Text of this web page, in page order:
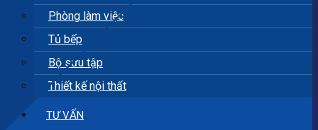
Phòng làm việc
Tủ bếp
Bộ sưu tập
Thiết kế nội thất
TƯ VẤN